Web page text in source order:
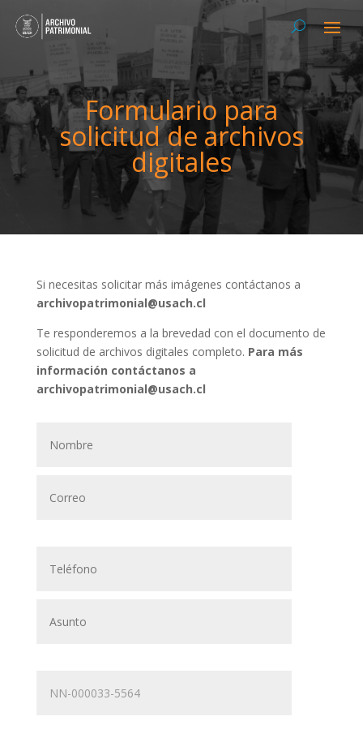
Formulario para
solicitud de archivos
digitales
Si necesitas solicitar más imágenes contáctanos a
archivopatrimonial@usach.cl
Te responderemos a la brevedad con el documento de
solicitud de archivos digitales completo. Para más
información contáctanos a
archivopatrimonial@usach.cl